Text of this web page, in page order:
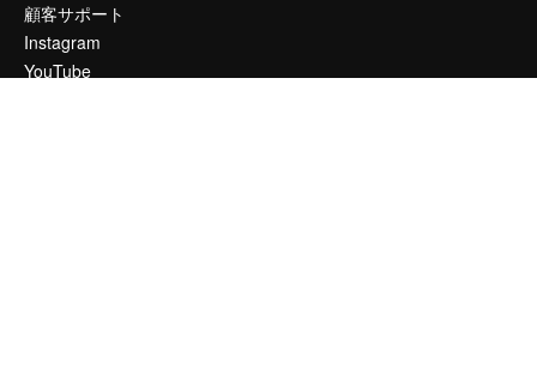
顧客サポート
Instagram
YouTube